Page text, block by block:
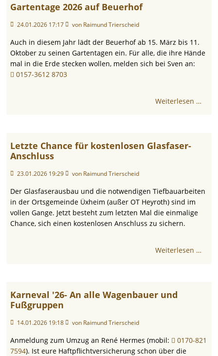
Gartentage 2026 auf Beuerhof
24.01.2026 17:17 von Raimund Trierscheid
Auch in diesem Jahr lädt der Beuerhof ab 15. März bis 11.
Oktober zu seinen Gartentagen ein. Für alle, die ihre Hände
mal in die Erde stecken wollen, melden sich bei Sven an:
0157-3612 8703
Weiterlesen …
Letzte Chance für kostenlosen Glasfaser-
Anschluss
23.01.2026 19:29 von Raimund Trierscheid
Der Glasfaserausbau und die notwendigen Tiefbauarbeiten
in der Ortsgemeinde Üxheim (außer OT Heyroth) sind im
vollen Gange. Jetzt besteht zum letzten Mal die einmalige
Chance, sich einen kostenlosen Anschluss zu sichern.
Weiterlesen …
Karneval '26- An alle Wagenbauer und
Fußgruppen
14.01.2026 19:18 von Raimund Trierscheid
Anmeldung zum Umzug an René Hermes (mobil:
0170-821
7594). Ist eure Haftpflichtversicherung schon über die